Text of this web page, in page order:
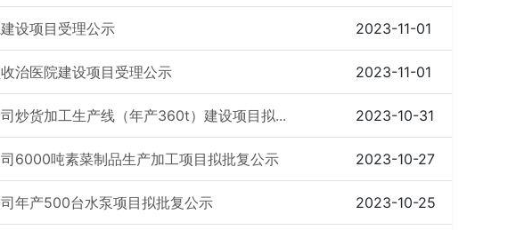
设项目受理公示 2023-11-01
治医院建设项目受理公示 2023-11-01
炒货加工生产线（年产360t）建设项目拟... 2023-10-31
6000吨素菜制品生产加工项目拟批复公示 2023-10-27
年产500台水泵项目拟批复公示 2023-10-25